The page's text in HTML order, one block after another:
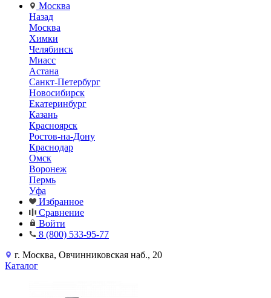
Москва
Назад
Москва
Химки
Челябинск
Миасс
Астана
Санкт-Петербург
Новосибирск
Екатеринбург
Казань
Красноярск
Ростов-на-Дону
Краснодар
Омск
Воронеж
Пермь
Уфа
Избранное
Сравнение
Войти
8 (800) 533-95-77
г. Москва, Овчинниковская наб., 20
Каталог